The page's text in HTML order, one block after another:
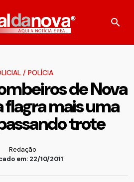
/ POLÍCIA
de Nova
mais uma
trote
Redação
em: 22/10/2011